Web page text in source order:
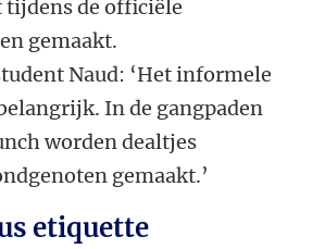
tijdens de officiële
gemaakt.
Naud: ‘Het informele
In de gangpaden
worden dealtjes
gemaakt.’
etiquette